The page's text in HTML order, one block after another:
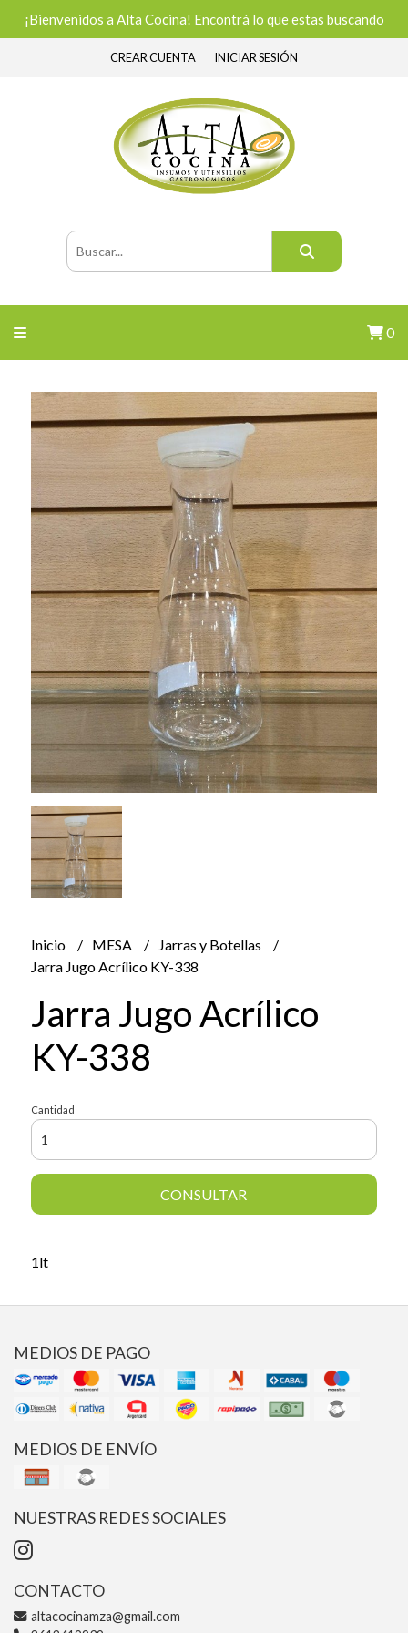
¡Bienvenidos a Alta Cocina! Encontrá lo que estas buscando
CREAR CUENTA INICIAR SESIÓN
0
Inicio MESA
Jarras y Botellas
Jarra Jugo Acrílico KY-338
Jarra Jugo Acrílico
KY-338
Cantidad
CONSULTAR
1lt
MEDIOS DE PAGO
MEDIOS DE ENVÍO
NUESTRAS REDES SOCIALES
CONTACTO
altacocinamza@gmail.com